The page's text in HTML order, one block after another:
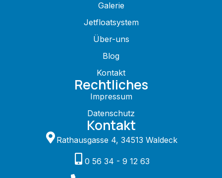
Galerie
Jetfloatsystem
Über-uns
Blog
Kontakt
Rechtliches
Impressum
Datenschutz
Kontakt
Rathausgasse 4, 34513 Waldeck
0 56 34 - 9 12 63